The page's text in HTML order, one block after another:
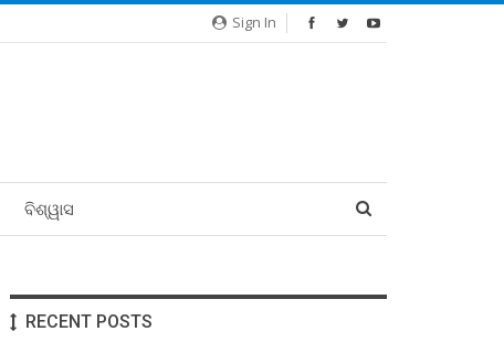
Sign In
ବିଶ୍ୱାସ
RECENT POSTS